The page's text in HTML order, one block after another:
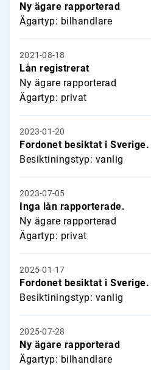
Ny ägare rapporterad
Ägartyp: bilhandlare
2021-08-18
Lån registrerat
Ny ägare rapporterad
Ägartyp: privat
2023-01-20
Fordonet besiktat i Sverige.
Besiktiningstyp: vanlig
2023-07-05
Inga lån rapporterade.
Ny ägare rapporterad
Ägartyp: privat
2025-01-17
Fordonet besiktat i Sverige.
Besiktiningstyp: vanlig
2025-07-28
Ny ägare rapporterad
Ägartyp: bilhandlare